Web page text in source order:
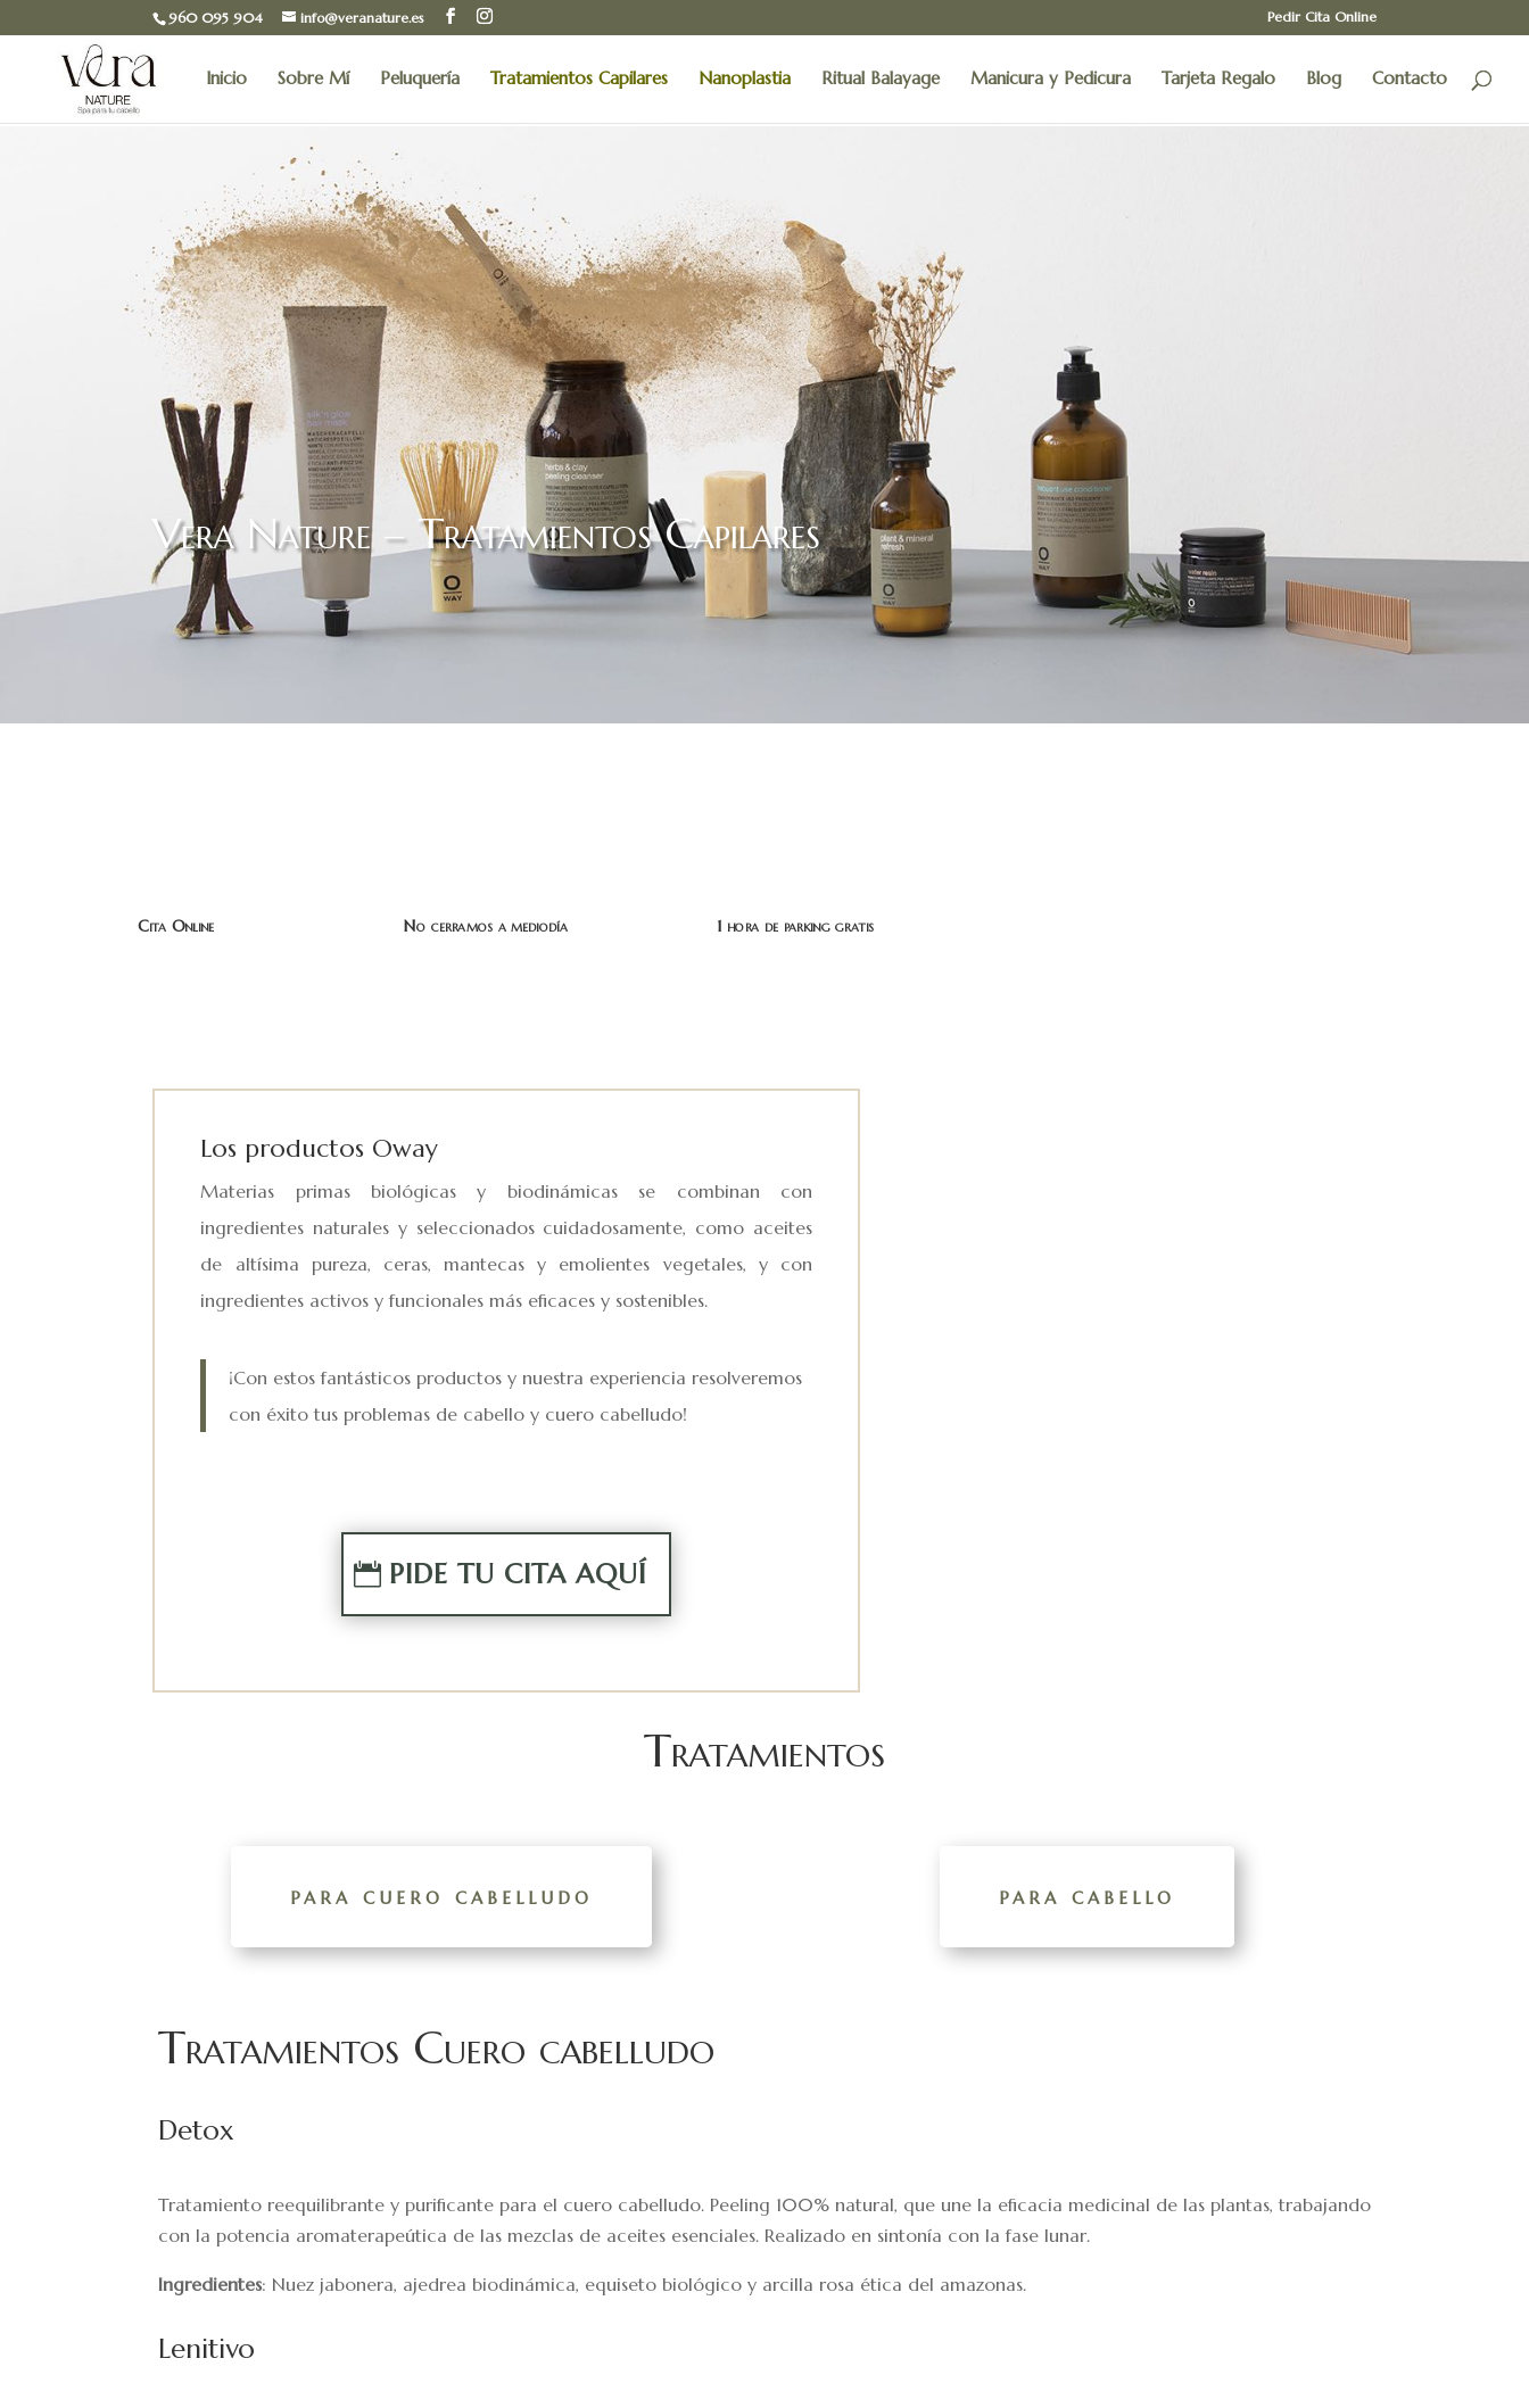
960 095 904 info@veranature.es Pedir Cita Online
Inicio Sobre Mí Peluquería Tratamientos Capilares Nanoplastia Ritual Balayage Manicura y Pedicura Tarjeta Regalo Blog Contacto
Vera Nature – Tratamientos Capilares
Cita Online No cerramos a mediodía 1 hora de parking gratis
Los productos Oway
Materias primas biológicas y biodinámicas se combinan con
ingredientes naturales y seleccionados cuidadosamente, como aceites
de altísima pureza, ceras, mantecas y emolientes vegetales, y con
ingredientes activos y funcionales más eficaces y sostenibles.
¡Con estos fantásticos productos y nuestra experiencia resolveremos
con éxito tus problemas de cabello y cuero cabelludo!
PIDE TU CITA AQUÍ
Tratamientos
para cuero cabelludo para cabello
Tratamientos Cuero cabelludo
Detox
Tratamiento reequilibrante y purificante para el cuero cabelludo. Peeling 100% natural, que une la eficacia medicinal de las plantas, trabajando
con la potencia aromaterapeútica de las mezclas de aceites esenciales. Realizado en sintonía con la fase lunar.
Ingredientes: Nuez jabonera, ajedrea biodinámica, equiseto biológico y arcilla rosa ética del amazonas.
Lenitivo